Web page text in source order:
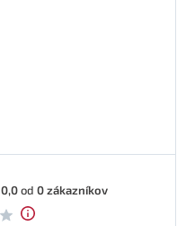
0,0od 0zákazníkov